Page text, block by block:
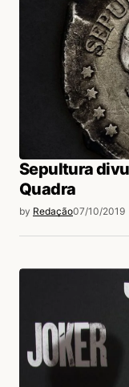
Sepultura
Quadra
by Redação07/10/2019